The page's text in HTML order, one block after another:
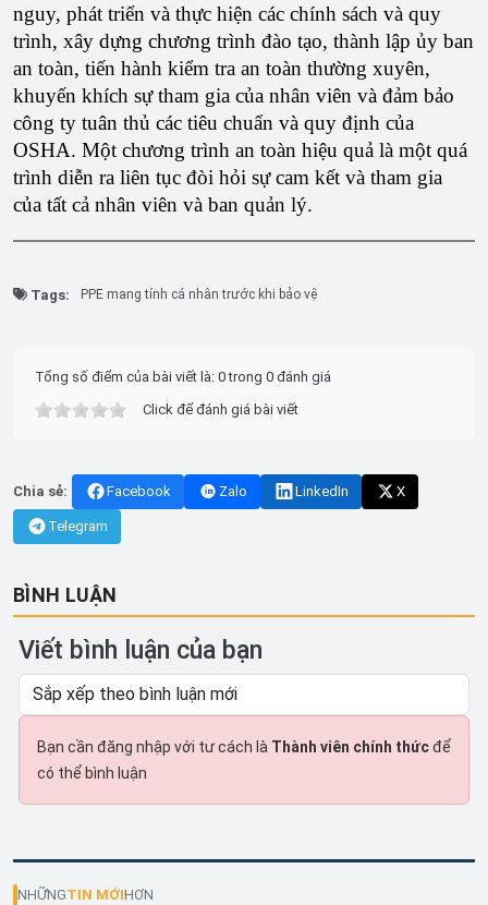
nguy, phát triển và thực hiện các chính sách và quy
trình, xây dựng chương trình đào tạo, thành lập ủy ban
an toàn, tiến hành kiểm tra an toàn thường xuyên,
khuyến khích sự tham gia của nhân viên và đảm bảo
công ty tuân thủ các tiêu chuẩn và quy định của
OSHA. Một chương trình an toàn hiệu quả là một quá
trình diễn ra liên tục đòi hỏi sự cam kết và tham gia
của tất cả nhân viên và ban quản lý.
Tags: PPE mang tính cá nhân trước khi bảo vệ
Tổng số điểm của bài viết là: 0 trong 0 đánh giá
Click để đánh giá bài viết
Chia sẻ: Facebook Zalo LinkedIn X
Telegram
BÌNH LUẬN
Viết bình luận của bạn
Bạn cần đăng nhập với tư cách là Thành viên chính thứcđể
có thể bình luận
NHỮNGTIN MỚIHƠN